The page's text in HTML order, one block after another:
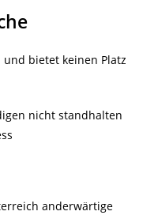
bietet keinen Platz
nicht standhalten
anderwärtige